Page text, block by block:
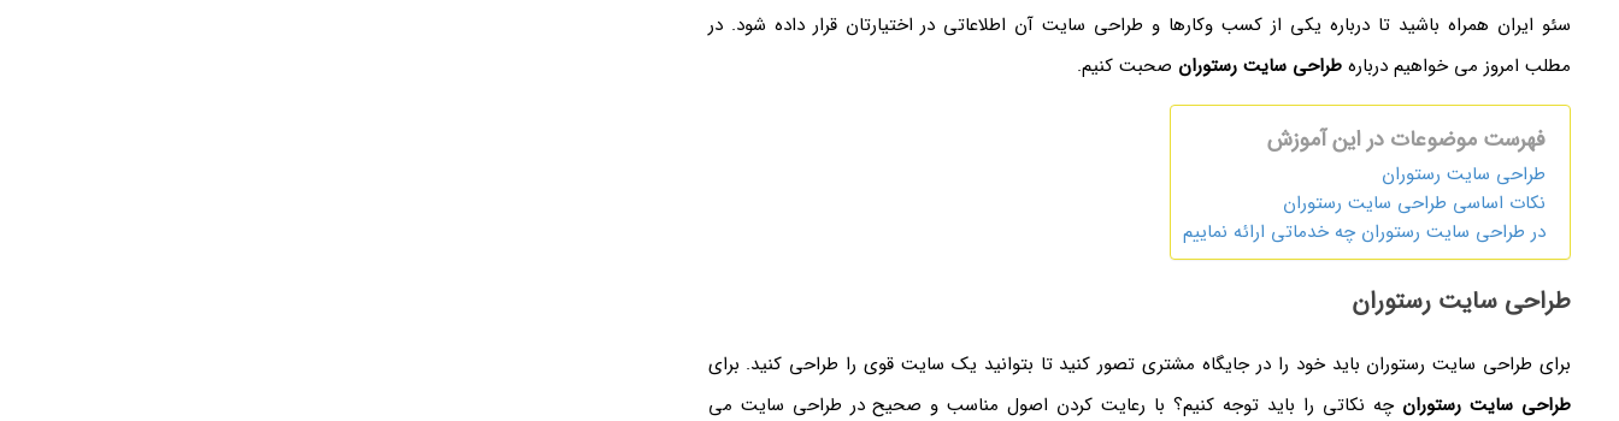
سئو ایران همراه باشید تا درباره یکی از کسب وکارها و طراحی سایت آن اطلاعاتی در اختیارتان قرار داده شود. در
مطلب امروز می خواهیم درباره طراحی سایت رستوران صحبت کنیم.
فهرست موضوعات در این آموزش
طراحی سایت رستوران
نکات اساسی طراحی سایت رستوران
در طراحی سایت رستوران چه خدماتی ارائه نماییم
طراحی سایت رستوران
برای طراحی سایت رستوران باید خود را در جایگاه مشتری تصور کنید تا بتوانید یک سایت قوی را طراحی کنید. برای
طراحی سایت رستوران چه نکاتی را باید توجه کنیم؟ با رعایت کردن اصول مناسب و صحیح در طراحی سایت می